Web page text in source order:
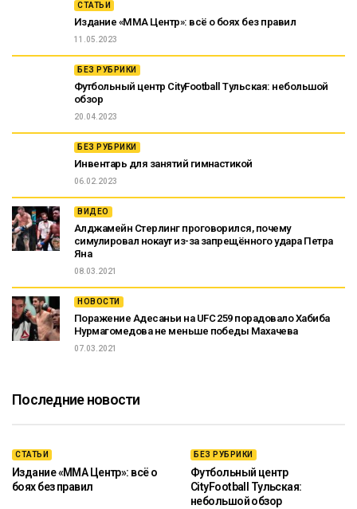
СТАТЬИ
Издание «ММА Центр»: всё о боях без правил
11.05.2023
БЕЗ РУБРИКИ
Футбольный центр CityFootball Тульская: небольшой
обзор
20.04.2023
БЕЗ РУБРИКИ
Инвентарь для занятий гимнастикой
06.02.2023
ВИДЕО
Алджамейн Стерлинг проговорился, почему
симулировал нокаут из-за запрещённого удара Петра
Яна
08.03.2021
НОВОСТИ
Поражение Адесаньи на UFC 259 порадовало Хабиба
Нурмагомедова не меньше победы Махачева
07.03.2021
Последние новости
СТАТЬИ
Издание «ММА Центр»: всё о
боях без правил
БЕЗ РУБРИКИ
Футбольный центр
CityFootball Тульская:
небольшой обзор